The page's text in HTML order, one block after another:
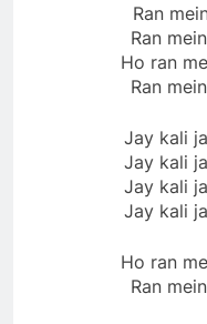
Ran
Ran
Ho ran
Ran
Jay kali
Jay kali
Jay kali
Jay kali
Ho ran
Ran